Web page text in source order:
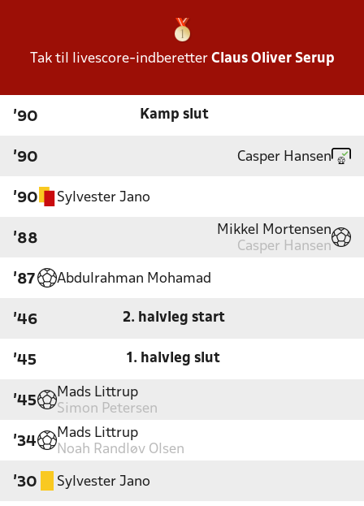
Tak til livescore-indberetter Claus Oliver Serup
'90 Kamp slut
'90 Casper Hansen
'90 Sylvester Jano
'88
Mikkel Mortensen
Casper Hansen
'87 Abdulrahman Mohamad
'46 2. halvleg start
'45 1. halvleg slut
'45
Mads Littrup
Simon Petersen
'34
Mads Littrup
Noah Randløv Olsen
'30 Sylvester Jano